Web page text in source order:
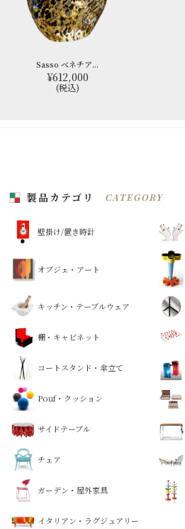
Sasso ベネチア...
¥612,000
(税込)
製品カテゴリ CATEGORY
壁掛け/置き時計
オブジェ・アート
キッチン・テーブルウェア
棚・キャビネット
コートスタンド・傘立て
Pouf・クッション
サイドテーブル
チェア
ガーデン・屋外家具
イタリアン・ラグジュアリー